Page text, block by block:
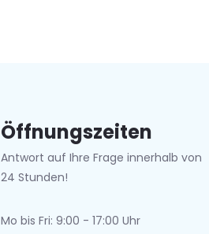
Öffnungszeiten
Antwort auf Ihre Frage innerhalb von
24 Stunden!
Mo bis Fri: 9:00 - 17:00 Uhr